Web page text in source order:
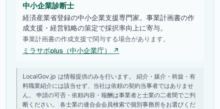
中小企業診断士
経済産業省登録の中小企業支援専門家。事業計画書の作
成支援・経営戦略の策定で採択率向上に寄与。
事業計画書の作成支援で関与する場合があります。
ミラサポplus（中小企業庁） ↗
LocalGov.jp は情報提供のみを行います。 紹介・媒介・斡旋・有
料職業紹介には該当せず、当社は依頼の契約当事者ではありませ
ん。 申請の可否・依頼内容・報酬は事業者と士業の二者間でご判
断ください。 各士業の連合会会員検索で個別事務所をお選びくだ